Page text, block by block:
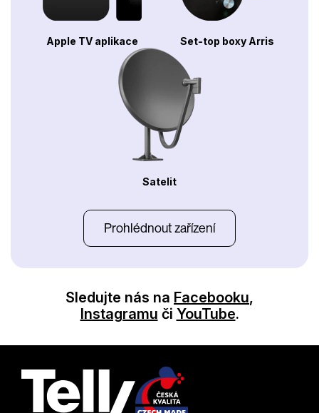
Apple TV aplikace Set-top boxy Arris
Satelit
Prohlédnout zařízení
Sledujte nás na Facebooku,
Instagramu či YouTube.